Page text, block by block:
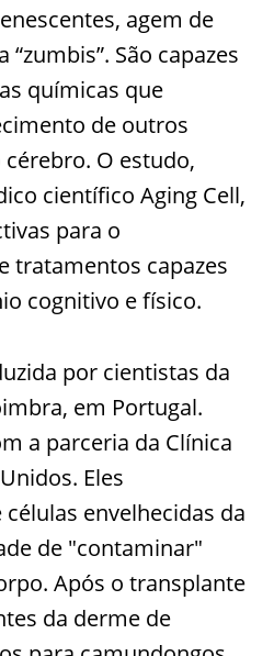
agem de
São capazes
químicas que
de outros
O estudo,
científico Aging Cell,
para o
tratamentos capazes
cognitivo e físico.
por cientistas da
em Portugal.
a parceria da Clínica
Eles
envelhecidas da
de "contaminar"
Após o transplante
da derme de